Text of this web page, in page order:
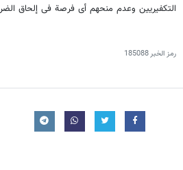
التکفیریین وعدم منحهم أی فرصة فی إلحاق
رمز الخبر185088